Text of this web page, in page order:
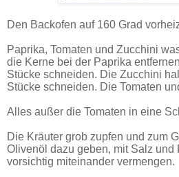
Den Backofen auf 160 Grad
Paprika, Tomaten und Zucchini
die Kerne bei der Paprika
Stücke schneiden. Die Zucchini
Stücke schneiden. Die Tomaten
Alles außer die Tomaten in eine
Die Kräuter grob zupfen und zum
Olivenöl dazu geben, mit Salz und
vorsichtig miteinander vermengen.